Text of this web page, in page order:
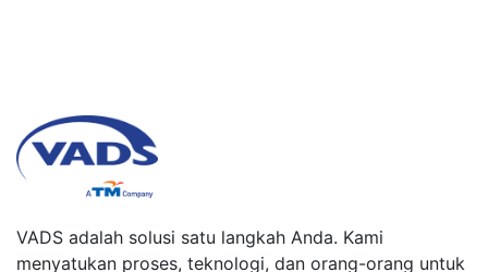
VADS adalah solusi satu langkah Anda. Kami
menyatukan proses, teknologi, dan orang-orang untuk